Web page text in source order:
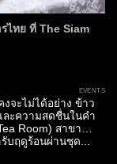
ไทย ที่ The Siam
EVENTS
จะไม่ได้อย่าง ข้าว
ะความสดชื่นในคำ
Room) สาขา
บฤดูร้อนผ่านชุด...